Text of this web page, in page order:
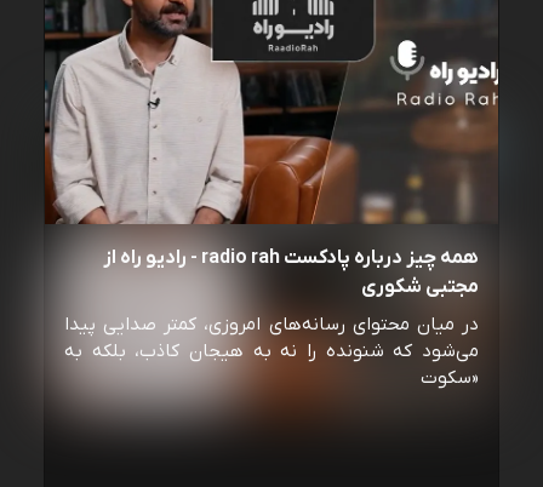
همه چیز درباره پادکست radio rah - رادیو راه از
مجتبی شکوری
در میان محتوای رسانه‌های امروزی، کمتر صدایی پیدا
می‌شود که شنونده را نه به هیجان کاذب، بلکه به
«سکوت